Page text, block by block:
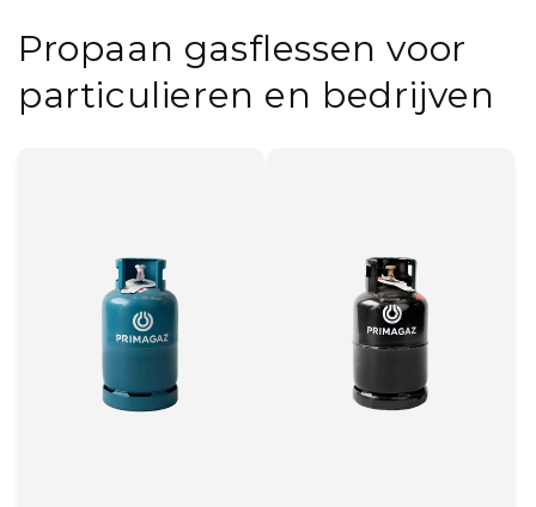
Propaan gasflessen voor
particulieren en bedrijven